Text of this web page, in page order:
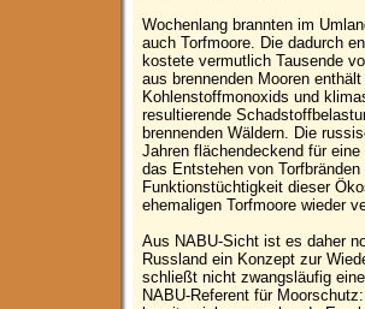
Wochenlang brannten im
auch Torfmoore. Die dadurch
kostete vermutlich Tausende
aus brennenden Mooren
Kohlenstoffmonoxids und
resultierende
brennenden Wäldern. Die
Jahren flächendeckend für
das Entstehen von
Funktionstüchtigkeit dieser
ehemaligen Torfmoore wieder
Aus NABU-Sicht ist es daher
Russland ein Konzept zur
schließt nicht zwangsläufig
NABU-Referent für